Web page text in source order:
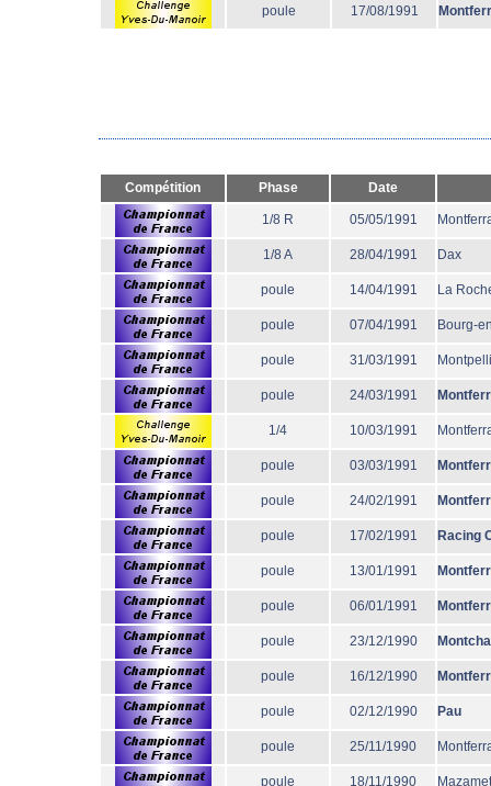
poule 17/08/1991
Compétition Phase Date
1/8 R 05/05/1991
1/8 A 28/04/1991 Dax
poule 14/04/1991 La
poule 07/04/1991 Bourg-
poule 31/03/1991
poule 24/03/1991
1/4 10/03/1991
poule 03/03/1991
poule 24/02/1991
poule 17/02/1991 Racing
poule 13/01/1991
poule 06/01/1991
poule 23/12/1990
poule 16/12/1990
poule 02/12/1990 Pau
poule 25/11/1990
poule 18/11/1990 Mazamet